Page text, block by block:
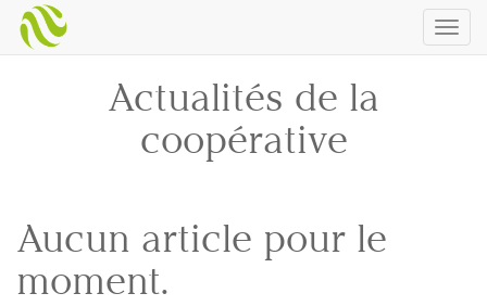
Actualités de la
coopérative
Aucun article pour le
moment.